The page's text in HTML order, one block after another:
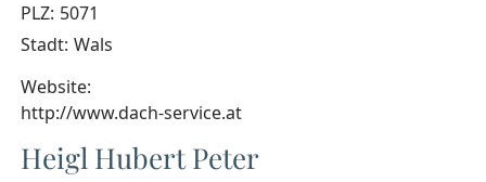
PLZ: 5071
Stadt: Wals
Website:
http://www.dach-service.at
Heigl Hubert Peter